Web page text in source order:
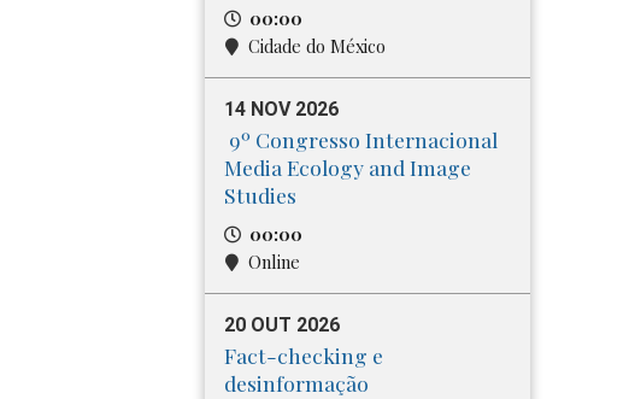
00:00
Cidade do México
14 NOV 2026
9º Congresso Internacional
Media​ Ecology and Image
Studies
00:00
Online
20 OUT 2026
Fact-checking e
desinformação